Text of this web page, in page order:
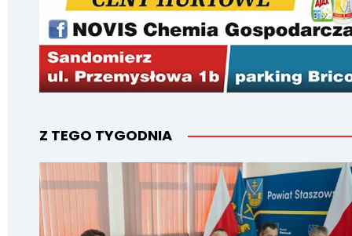
Z TEGO TYGODNIA